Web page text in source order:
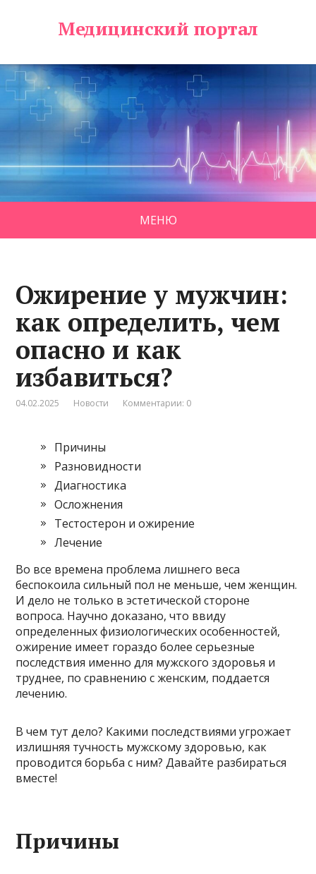
Медицинский портал
МЕНЮ
Ожирение у мужчин:
как определить, чем
опасно и как
избавиться?
04.02.2025 Новости Комментарии: 0
Причины
Разновидности
Диагностика
Осложнения
Тестостерон и ожирение
Лечение
Во все времена проблема лишнего веса
беспокоила сильный пол не меньше, чем женщин.
И дело не только в эстетической стороне
вопроса. Научно доказано, что ввиду
определенных физиологических особенностей,
ожирение имеет гораздо более серьезные
последствия именно для мужского здоровья и
труднее, по сравнению с женским, поддается
лечению.
В чем тут дело? Какими последствиями угрожает
излишняя тучность мужскому здоровью, как
проводится борьба с ним? Давайте разбираться
вместе!
Причины